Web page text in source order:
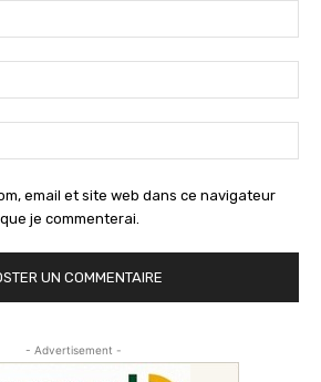
email et site web dans ce navigateur
je commenterai.
- Advertisement -